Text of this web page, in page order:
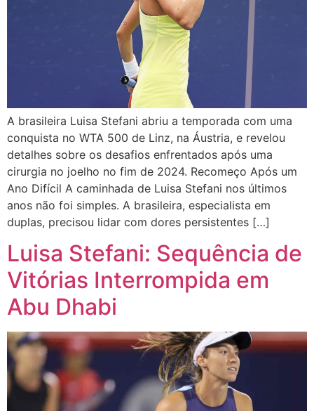
A brasileira Luisa Stefani abriu a temporada com uma
conquista no WTA 500 de Linz, na Áustria, e revelou
detalhes sobre os desafios enfrentados após uma
cirurgia no joelho no fim de 2024. Recomeço Após um
Ano Difícil A caminhada de Luisa Stefani nos últimos
anos não foi simples. A brasileira, especialista em
duplas, precisou lidar com dores persistentes […]
Luisa Stefani: Sequência de
Vitórias Interrompida em
Abu Dhabi